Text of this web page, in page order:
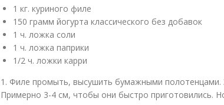
1 кг. куриного филе
150 грамм йогурта классического без добавок
1 ч. ложка соли
1 ч. ложка паприки
1/2 ч. ложки карри
1. Филе промыть, высушить бумажными полотенцами.
Примерно 3-4 см, чтобы они быстро приготовились.